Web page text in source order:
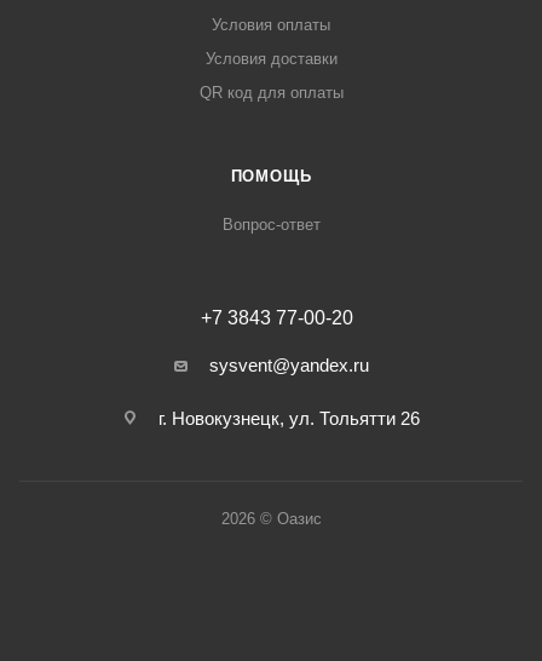
Условия оплаты
Условия доставки
QR код для оплаты
ПОМОЩЬ
Вопрос-ответ
+7 3843 77-00-20
sysvent@yandex.ru
г. Новокузнецк, ул. Тольятти 26
2026 © Оазис